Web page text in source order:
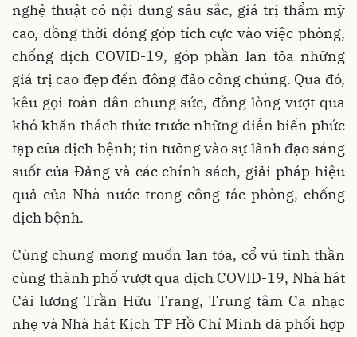
nghệ thuật có nội dung sâu sắc, giá trị thẩm mỹ
cao, đồng thời đóng góp tích cực vào việc phòng,
chống dịch COVID-19, góp phần lan tỏa những
giá trị cao đẹp đến đông đảo công chúng. Qua đó,
kêu gọi toàn dân chung sức, đồng lòng vượt qua
khó khăn thách thức trước những diễn biến phức
tạp của dịch bệnh; tin tưởng vào sự lãnh đạo sáng
suốt của Đảng và các chính sách, giải pháp hiệu
quả của Nhà nước trong công tác phòng, chống
dịch bệnh.
Cùng chung mong muốn lan tỏa, cổ vũ tinh thần
cùng thành phố vượt qua dịch COVID-19, Nhà hát
Cải lương Trần Hữu Trang, Trung tâm Ca nhạc
nhẹ và Nhà hát Kịch TP Hồ Chí Minh đã phối hợp